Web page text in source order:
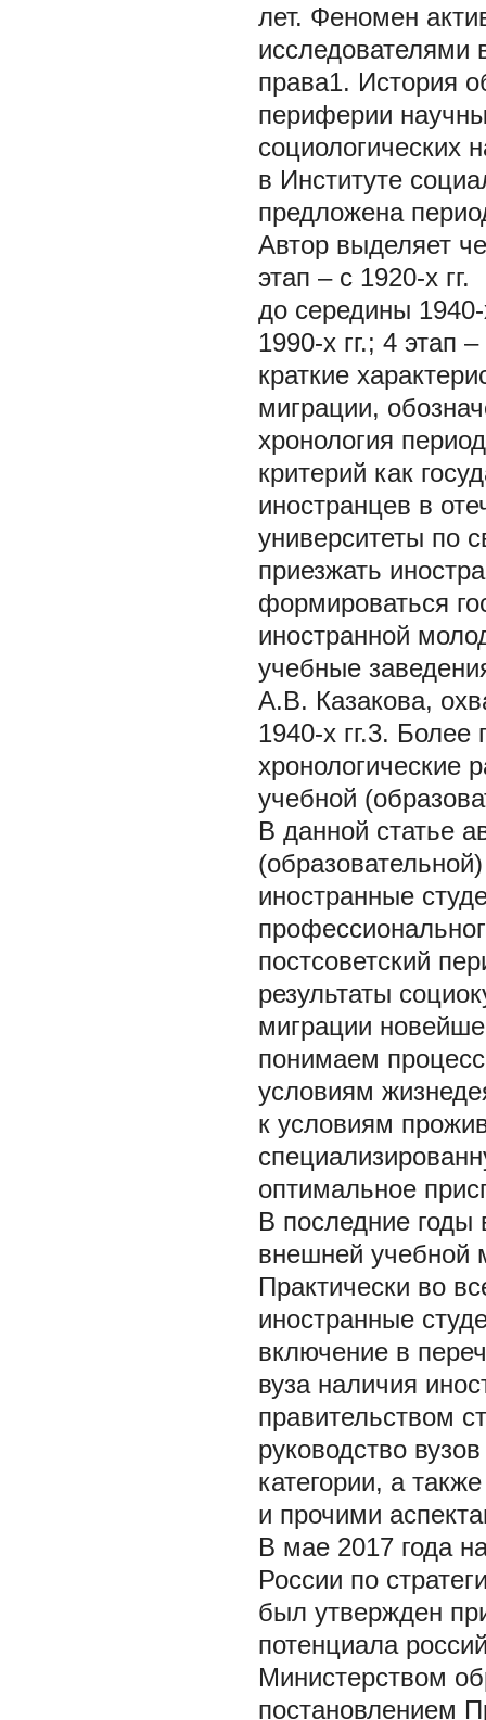
лет. Феномен
исследователями
права1. История
периферии
социологических
в Институте
предложена
Автор выделяет
этап – с 1920-х гг.
до середины 1940-
1990-х гг.; 4 этап
краткие
миграции,
хронология
критерий как
иностранцев в
университеты по
приезжать
формироваться
иностранной
учебные
А.В. Казакова,
1940-х гг.3. Более
хронологические
учебной
В данной статье
иностранные
постсоветский
результаты
миграции
понимаем
условиям
к условиям
оптимальное
В последние годы
внешней учебной
Практически во
иностранные
включение в
вуза наличия
правительством
руководство
категории, а
и прочими
В мае 2017 года
России по
был утвержден
потенциала
Министерством
постановлением